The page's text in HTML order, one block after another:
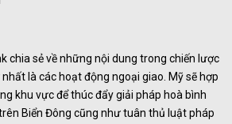
chia sẻ về những nội dung trong chiến lược
là các hoạt động ngoại giao. Mỹ sẽ hợp
khu vực để thúc đẩy giải pháp hoà bình
Biển Đông cũng như tuân thủ luật pháp